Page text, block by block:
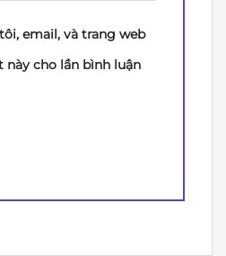
email, và trang web
cho lần bình luận